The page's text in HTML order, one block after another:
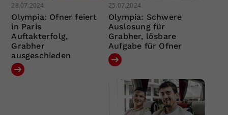
28.07.2024
Olympia: Ofner feiert
in Paris
Auftakterfolg,
Grabher
ausgeschieden
25.07.2024
Olympia: Schwere
Auslosung für
Grabher, lösbare
Aufgabe für Ofner